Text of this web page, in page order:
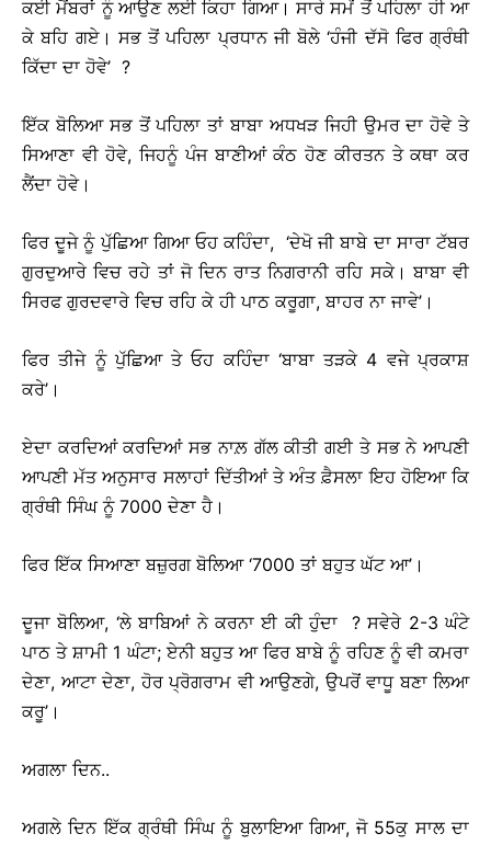
ਕਈ ਮੈਂਬਰਾਂ ਨੂੰ ਆਉਣ ਲਈ ਕਿਹਾ ਗਿਆ। ਸਾਰੇ ਸਮੇਂ ਤੋਂ ਪਹਿਲਾ ਹੀ ਆ
ਕੇ ਬਹਿ ਗਏ। ਸਭ ਤੋਂ ਪਹਿਲਾ ਪ੍ਰਧਾਨ ਜੀ ਬੋਲੇ ‘ਹੰਜੀ ਦੱਸੋ ਫਿਰ ਗ੍ਰੰਥੀ
ਕਿੱਦਾ ਦਾ ਹੋਵੇ’ ?
ਇੱਕ ਬੋਲਿਆ ਸਭ ਤੋਂ ਪਹਿਲਾ ਤਾਂ ਬਾਬਾ ਅਧਖੜ ਜਿਹੀ ਉਮਰ ਦਾ ਹੋਵੇ ਤੇ
ਸਿਆਣਾ ਵੀ ਹੋਵੇ, ਜਿਹਨੂੰ ਪੰਜ ਬਾਣੀਆਂ ਕੰਠ ਹੋਣ ਕੀਰਤਨ ਤੇ ਕਥਾ ਕਰ
ਲੈਂਦਾ ਹੋਵੇ।
ਫਿਰ ਦੂਜੇ ਨੂੰ ਪੁੱਛਿਆ ਗਿਆ ਓਹ ਕਹਿੰਦਾ, ‘ਦੇਖੋ ਜੀ ਬਾਬੇ ਦਾ ਸਾਰਾ ਟੱਬਰ
ਗੁਰਦੁਆਰੇ ਵਿਚ ਰਹੇ ਤਾਂ ਜੋ ਦਿਨ ਰਾਤ ਨਿਗਰਾਨੀ ਰਹਿ ਸਕੇ। ਬਾਬਾ ਵੀ
ਸਿਰਫ ਗੁਰਦਵਾਰੇ ਵਿਚ ਰਹਿ ਕੇ ਹੀ ਪਾਠ ਕਰੂਗਾ, ਬਾਹਰ ਨਾ ਜਾਵੇ’।
ਫਿਰ ਤੀਜੇ ਨੂੰ ਪੁੱਛਿਆ ਤੇ ਓਹ ਕਹਿੰਦਾ ‘ਬਾਬਾ ਤੜਕੇ 4 ਵਜੇ ਪ੍ਰਕਾਸ਼
ਕਰੇ’।
ਏਦਾ ਕਰਦਿਆਂ ਕਰਦਿਆਂ ਸਭ ਨਾਲ਼ ਗੱਲ ਕੀਤੀ ਗਈ ਤੇ ਸਭ ਨੇ ਆਪਣੀ
ਆਪਣੀ ਮੱਤ ਅਨੁਸਾਰ ਸਲਾਹਾਂ ਦਿੱਤੀਆਂ ਤੇ ਅੰਤ ਫ਼ੈਸਲਾ ਇਹ ਹੋਇਆ ਕਿ
ਗ੍ਰੰਥੀ ਸਿੰਘ ਨੂੰ 7000 ਦੇਣਾ ਹੈ।
ਫਿਰ ਇੱਕ ਸਿਆਣਾ ਬਜ਼ੁਰਗ ਬੋਲਿਆ ‘7000 ਤਾਂ ਬਹੁਤ ਘੱਟ ਆ’।
ਦੂਜਾ ਬੋਲਿਆ, ‘ਲੇ ਬਾਬਿਆਂ ਨੇ ਕਰਨਾ ਈ ਕੀ ਹੁੰਦਾ ? ਸਵੇਰੇ 2-3 ਘੰਟੇ
ਪਾਠ ਤੇ ਸ਼ਾਮੀ 1 ਘੰਟਾ; ਏਨੀ ਬਹੁਤ ਆ ਫਿਰ ਬਾਬੇ ਨੂੰ ਰਹਿਣ ਨੂੰ ਵੀ ਕਮਰਾ
ਦੇਣਾ, ਆਟਾ ਦੇਣਾ, ਹੋਰ ਪ੍ਰੋਗਰਾਮ ਵੀ ਆਉਣਗੇ, ਉਪਰੋਂ ਵਾਧੂ ਬਣਾ ਲਿਆ
ਕਰੂ’।
ਅਗਲਾ ਦਿਨ..
ਅਗਲੇ ਦਿਨ ਇੱਕ ਗ੍ਰੰਥੀ ਸਿੰਘ ਨੂੰ ਬੁਲਾਇਆ ਗਿਆ, ਜੋ 55ਕੁ ਸਾਲ ਦਾ